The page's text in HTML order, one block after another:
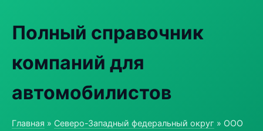
Полный справочник
компаний для
автомобилистов
Главная » Северо-Западный федеральный округ » ООО